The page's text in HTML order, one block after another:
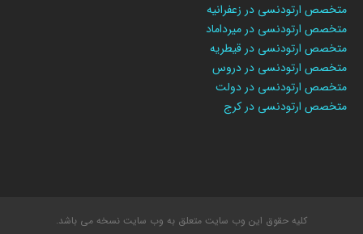
متخصص ارتودنسی در زعفرانیه
متخصص ارتودنسی در میرداماد
متخصص ارتودنسی در قیطریه
متخصص ارتودنسی در دروس
متخصص ارتودنسی در دولت
متخصص ارتودنسی در کرج
کلیه حقوق این وب سایت متعلق به وب سایت نسخه می باشد.